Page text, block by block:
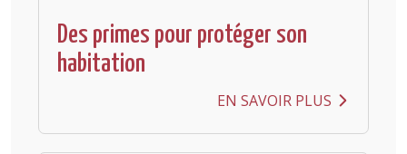
Des primes pour protéger son
habitation
EN SAVOIR PLUS